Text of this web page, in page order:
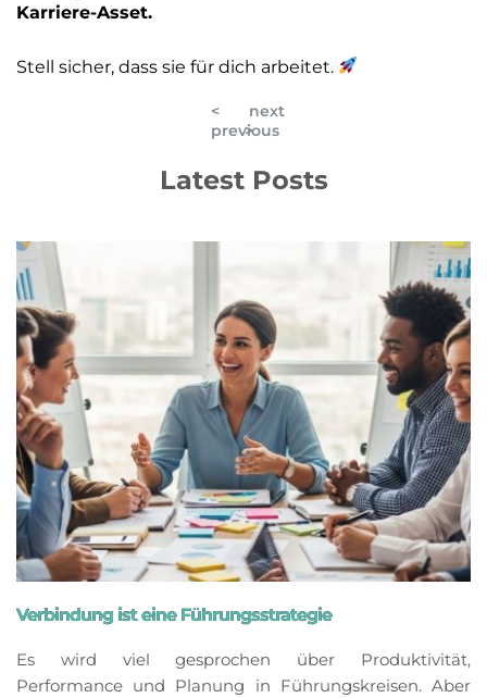
Karriere-Asset.
Stell sicher, dass sie für dich arbeitet.
<
previous
next
>
Latest Posts
Verbindung ist eine Führungsstrategie
Es wird viel gesprochen über Produktivität,
Performance und Planung in Führungskreisen. Aber